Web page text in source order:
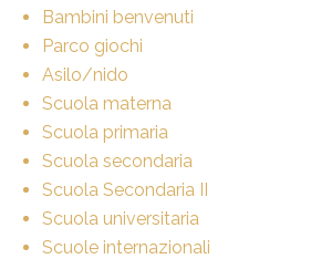
Bambini benvenuti
Parco giochi
Asilo/nido
Scuola materna
Scuola primaria
Scuola secondaria
Scuola Secondaria II
Scuola universitaria
Scuole internazionali